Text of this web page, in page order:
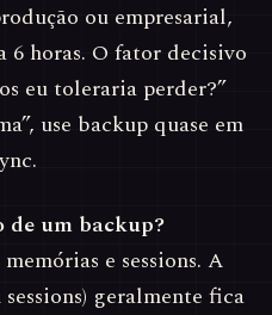
ou empresarial,
6 horas. O fator decisivo
eu toleraria perder?”
use backup quase em
um backup?
e sessions. A
geralmente fica